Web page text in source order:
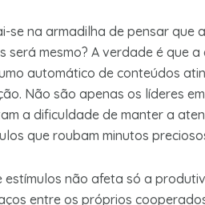
se na armadilha de pensar
será mesmo? A verdade é que
automático de conteúdos
Não são apenas os líderes
a dificuldade de manter a
que roubam minutos
estímulos não afeta só a
entre os próprios